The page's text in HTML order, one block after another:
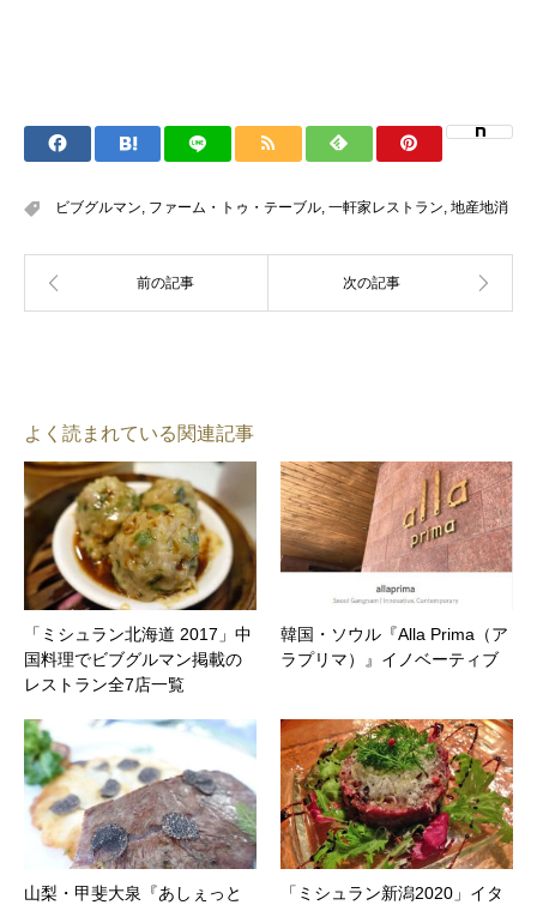
ビブグルマン ファーム・トゥ・テーブル 一軒家レストラン 地産地消
よく読まれている関連記事
「ミシュラン北海道 2017」中
国料理でビブグルマン掲載の
レストラン全7店一覧
韓国・ソウル『Alla Prima（ア
ラプリマ）』イノベーティブ
山梨・甲斐大泉『あしぇっと
「ミシュラン新潟2020」イタ